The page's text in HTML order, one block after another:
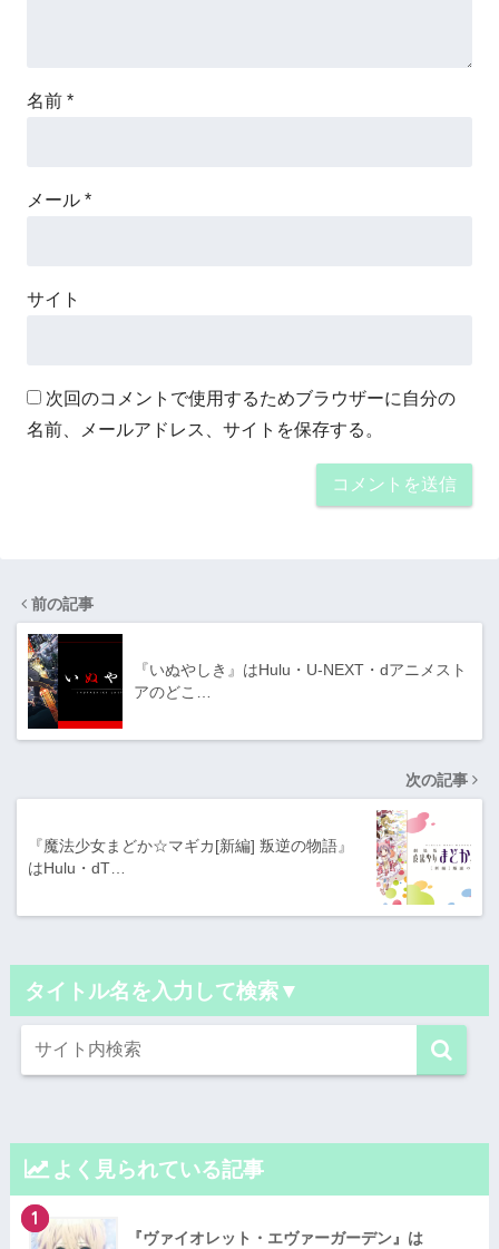
名前 *
メール *
サイト
次回のコメントで使用するためブラウザーに自分の
名前、メールアドレス、サイトを保存する。
前の記事
『いぬやしき』はHulu・U-NEXT・dアニメスト
アのどこ…
次の記事
『魔法少女まどか☆マギカ[新編] 叛逆の物語』
はHulu・dT…
タイトル名を入力して検索▼
よく見られている記事
1
『ヴァイオレット・エヴァーガーデン』は